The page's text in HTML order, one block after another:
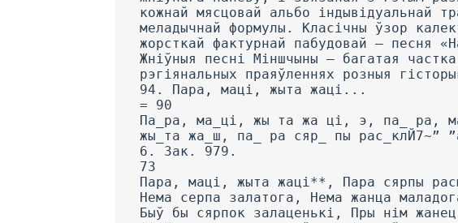
кожнай мясцовай альбо індывідуальнай
меладычнай формулы. Класічны ўзор
жорсткай фактурнай пабудовай — песня
Жніўныя песні Міншчыны — багатая
рэгіянальных праяўленнях розныя
94. Пара, маці, жыта жаці...
= 90
Па_ра, ма_ці, жы та жа ці, э, па_ ра,
жы_та жа_ш, па_ ра сяр_ пы рас_клЙ7~”
6. Зак. 979.
73
Пара, маці, жыта жаці**, Пара сярпы
Нема серпа залатога, Нема жанца
Быў бы сярпок залаценькі, Пры нім жанец